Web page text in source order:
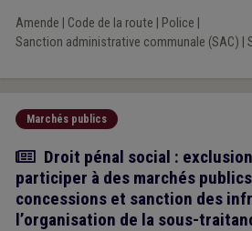
Amende Code de la route Police
Sanction administrative communale (SAC)
Marchés publics
Actualité
Droit pénal social :
participer à des marchés
concessions et sanction des
l’organisation de la sous-